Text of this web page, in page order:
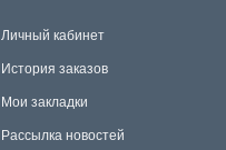
Личный кабинет
История заказов
Мои закладки
Рассылка новостей